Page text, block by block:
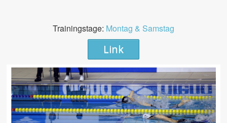
Trainingstage: Montag & Samstag
Link